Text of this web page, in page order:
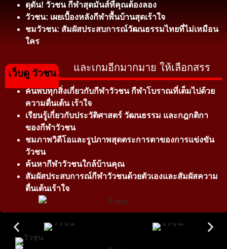
ดุดัน! วัวชน กีฬาสุดมันส์ที่คุณต้องลอง
วัวชน: เผยเบื้องหลังกีฬาพื้นบ้านสุดเร้าใจ
ชมวัวชน: สัมผัสประสบการณ์วัฒนธรรมไทยที่ไม่เหมือน
ใคร
และเกมอีกมากมาย ให้เลือกสรร
ค้นพบทุกสิ่งเกี่ยวกับกีฬาวัวชน กีฬาโบราณที่เต็มไปด้วย
ความตื่นเต้น เร้าใจ
เรียนรู้เกี่ยวกับประวัติศาสตร์ วัฒนธรรม และกฎกติกา
ของกีฬาวัวชน
ชมภาพวิดีโอและรูปภาพสุดตระการตาของการแข่งขัน
วัวชน
ค้นหากีฬาวัวชนใกล้บ้านคุณ
สัมผัสประสบการณ์กีฬาวัวชนด้วยตัวเองและสัมผัสความ
ตื่นเต้นเร้าใจ
เว็บดู วัวชน